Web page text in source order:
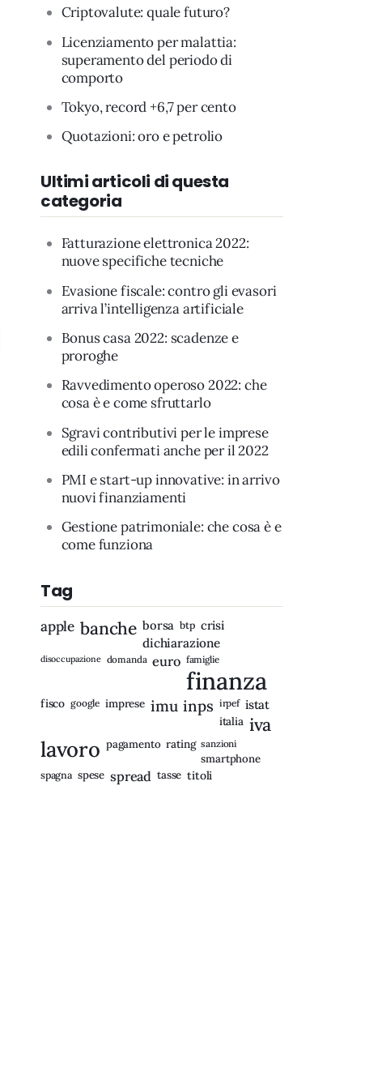
Criptovalute: quale futuro?
Licenziamento per malattia:
superamento del periodo di
comporto
Tokyo, record +6,7 per cento
Quotazioni: oro e petrolio
Ultimi articoli di questa
categoria
Fatturazione elettronica 2022:
nuove specifiche tecniche
Evasione fiscale: contro gli evasori
arriva l’intelligenza artificiale
Bonus casa 2022: scadenze e
proroghe
Ravvedimento operoso 2022: che
cosa è e come sfruttarlo
Sgravi contributivi per le imprese
edili confermati anche per il 2022
PMI e start-up innovative: in arrivo
nuovi finanziamenti
Gestione patrimoniale: che cosa è e
come funziona
Tag
apple banche borsa btp crisi
dichiarazione
disoccupazione domanda euro famiglie
finanza
fisco google imprese imu inps irpef istat
italia iva
lavoro pagamento rating sanzioni
smartphone
spagna spese spread tasse titoli